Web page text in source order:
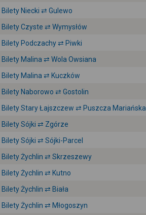
Bilety Niecki ⇄ Gulewo
Bilety Czyste ⇄ Wymysłów
Bilety Podczachy ⇄ Piwki
Bilety Malina ⇄ Wola Owsiana
Bilety Malina ⇄ Kuczków
Bilety Naborowo ⇄ Gostolin
Bilety Stary Łajszczew ⇄ Puszcza Mariańska
Bilety Sójki ⇄ Zgórze
Bilety Sójki ⇄ Sójki-Parcel
Bilety Żychlin ⇄ Skrzeszewy
Bilety Żychlin ⇄ Kutno
Bilety Żychlin ⇄ Biała
Bilety Żychlin ⇄ Młogoszyn